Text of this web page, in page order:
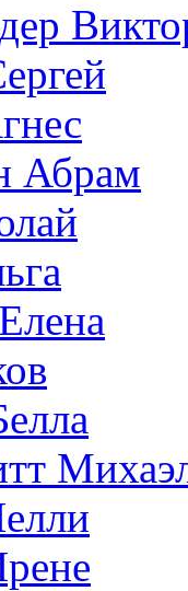
Абрам